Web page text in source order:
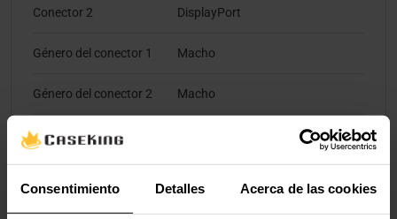
Consentimiento Detalles Acerca de las cookies
Conector 2 DisplayPort
Género del conector 1 Macho
Género del conector 2 Macho
Color del producto
Copper-clad steel)